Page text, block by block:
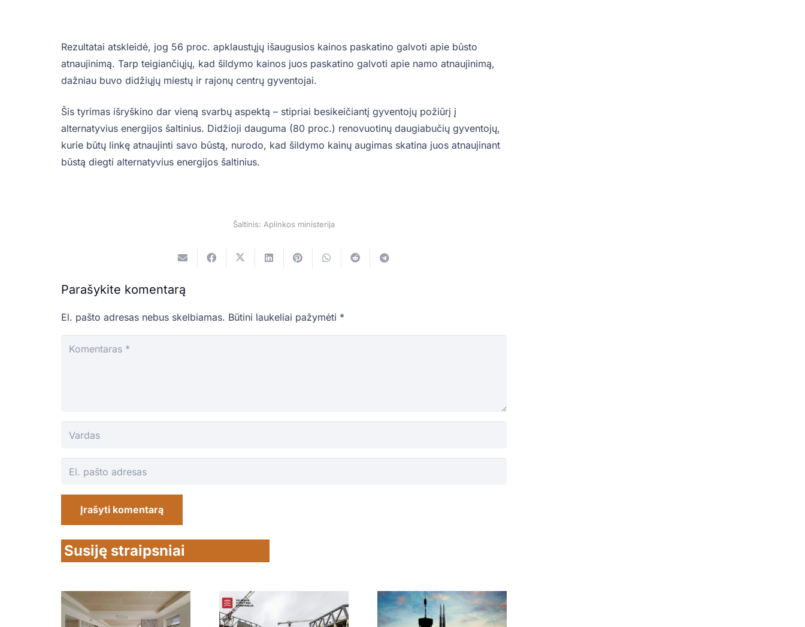
Rezultatai atskleidė, jog 56 proc. apklaustųjų išaugusios kainos paskatino galvoti apie būsto
atnaujinimą. Tarp teigiančiųjų, kad šildymo kainos juos paskatino galvoti apie namo atnaujinimą,
dažniau buvo didžiųjų miestų ir rajonų centrų gyventojai.
Šis tyrimas išryškino dar vieną svarbų aspektą – stipriai besikeičiantį gyventojų požiūrį į
alternatyvius energijos šaltinius. Didžioji dauguma (80 proc.) renovuotinų daugiabučių gyventojų,
kurie būtų linkę atnaujinti savo būstą, nurodo, kad šildymo kainų augimas skatina juos atnaujinant
būstą diegti alternatyvius energijos šaltinius.
Šaltinis: Aplinkos ministerija
Parašykite komentarą
El. pašto adresas nebus skelbiamas. Būtini laukeliai pažymėti *
Įrašyti komentarą
Susiję straipsniai